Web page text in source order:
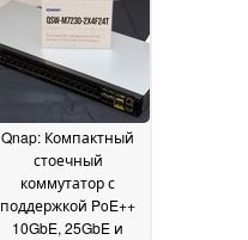
Qnap: Компактный
стоечный
коммутатор с
поддержкой PoE++
10GbE, 25GbE и